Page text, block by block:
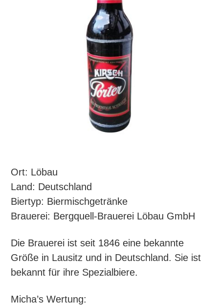
Ort: Löbau
Land: Deutschland
Biertyp: Biermischgetränke
Brauerei: Bergquell-Brauerei Löbau GmbH
Die Brauerei ist seit 1846 eine bekannte
Größe in Lausitz und in Deutschland. Sie ist
bekannt für ihre Spezialbiere.
Micha’s Wertung: